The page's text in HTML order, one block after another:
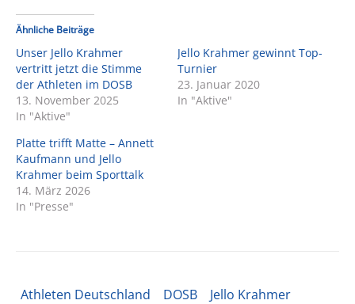
Ähnliche Beiträge
Unser Jello Krahmer
vertritt jetzt die Stimme
der Athleten im DOSB
13. November 2025
In "Aktive"
Jello Krahmer gewinnt Top-
Turnier
23. Januar 2020
In "Aktive"
Platte trifft Matte – Annett
Kaufmann und Jello
Krahmer beim Sporttalk
14. März 2026
In "Presse"
Athleten Deutschland DOSB Jello Krahmer